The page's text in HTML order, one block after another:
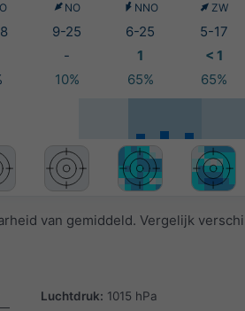
NO NNO ZW
9-25 6-25 5-17
- 1 < 1
10% 65% 65%
van gemiddeld. Vergelijk
Luchtdruk: 1015 hPa